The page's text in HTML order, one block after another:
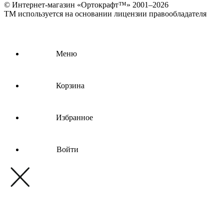
© Интернет-магазин «Ортокрафт™» 2001–2026
ТМ используется на основании лицензии правообладателя
Меню
Корзина
Избранное
Войти